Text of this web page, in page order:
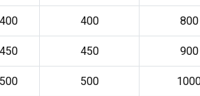
400 400 800
450 450 900
500 500